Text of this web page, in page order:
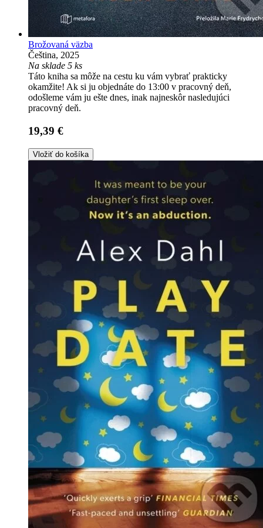
Brožovaná väzba
Čeština, 2025
Na sklade 5 ks
Táto kniha sa môže na cestu ku vám vybrať prakticky
okamžite! Ak si ju objednáte do 13:00 v pracovný deň,
odošleme vám ju ešte dnes, inak najneskôr nasledujúci
pracovný deň.
19,39 €
Vložiť do košíka